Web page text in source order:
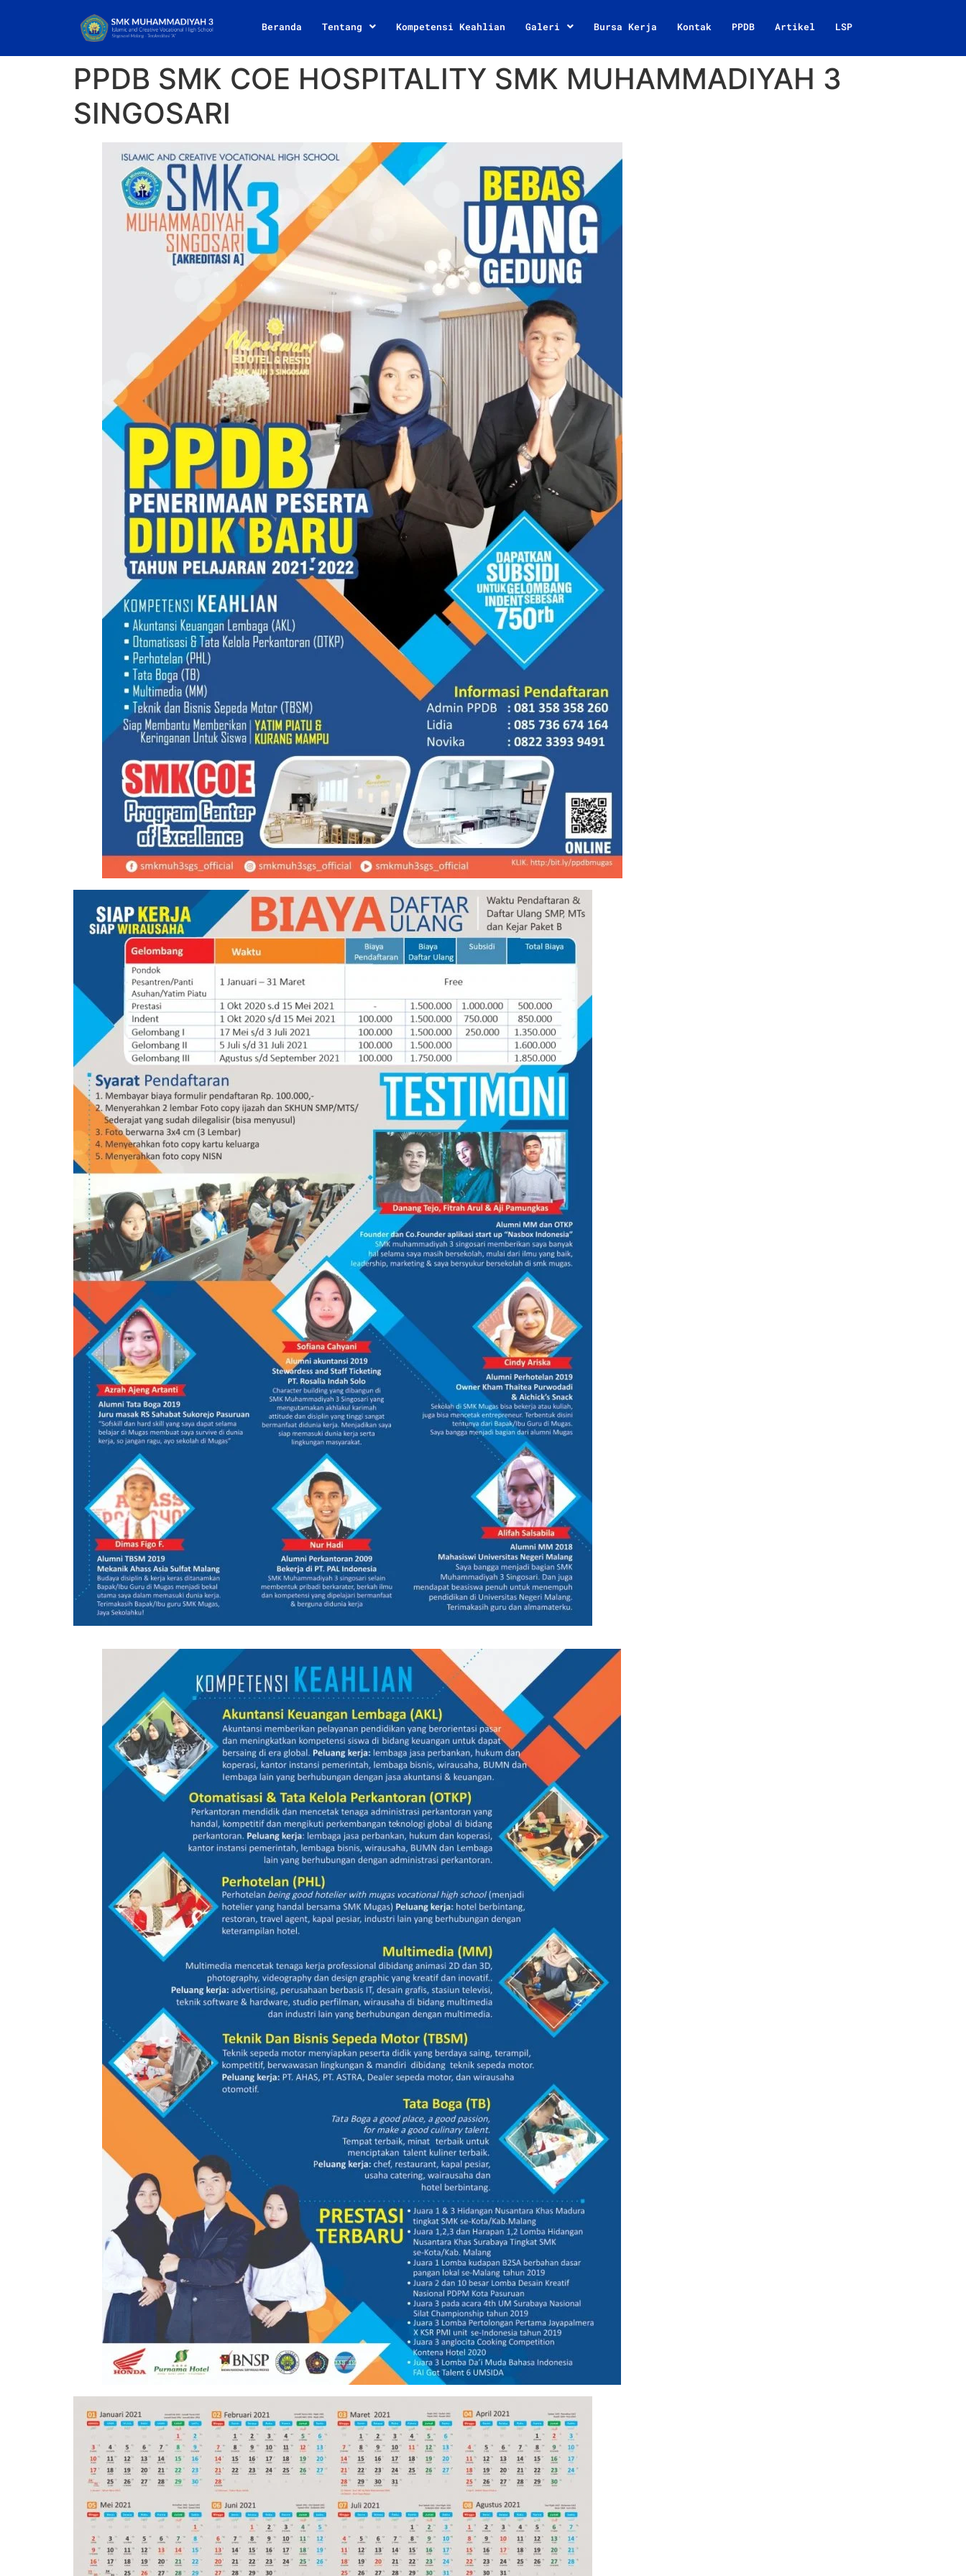
Beranda Tentang Kompetensi Keahlian Galeri Bursa Kerja Kontak PPDB Artikel LSP
PPDB SMK COE HOSPITALITY SMK MUHAMMADIYAH 3
SINGOSARI